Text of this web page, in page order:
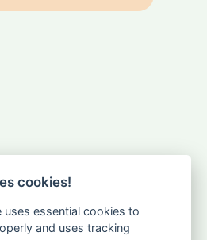
cookies!
uses essential cookies to
and uses tracking